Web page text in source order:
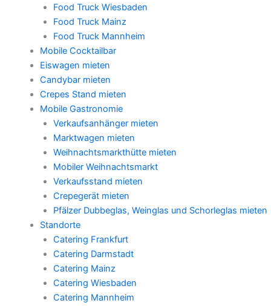
Food Truck Wiesbaden
Food Truck Mainz
Food Truck Mannheim
Mobile Cocktailbar
Eiswagen mieten
Candybar mieten
Crepes Stand mieten
Mobile Gastronomie
Verkaufsanhänger mieten
Marktwagen mieten
Weihnachtsmarkthütte mieten
Mobiler Weihnachtsmarkt
Verkaufsstand mieten
Crepegerät mieten
Pfälzer Dubbeglas, Weinglas und Schorleglas mieten
Standorte
Catering Frankfurt
Catering Darmstadt
Catering Mainz
Catering Wiesbaden
Catering Mannheim